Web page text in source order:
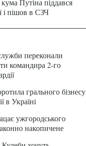
Путіна піддався
і пішов в СЗЧ
переконали
командира 2-го
грального бізнесу
в Україні
ужгородського
накопичене